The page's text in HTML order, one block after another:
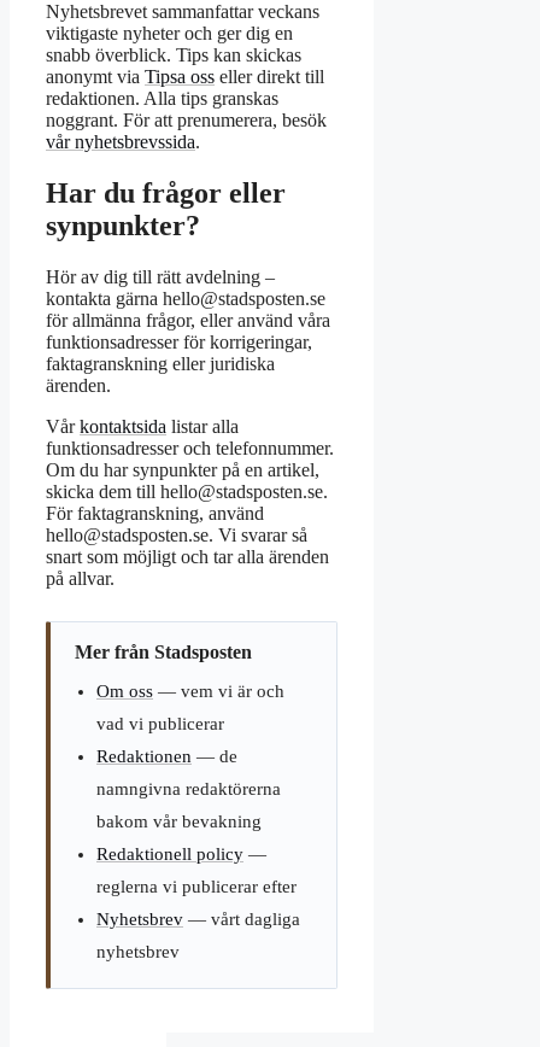
Nyhetsbrevet sammanfattar veckans
viktigaste nyheter och ger dig en
snabb överblick. Tips kan skickas
anonymt via Tipsa oss eller direkt till
redaktionen. Alla tips granskas
noggrant. För att prenumerera, besök
vår nyhetsbrevssida.
Har du frågor eller
synpunkter?
Hör av dig till rätt avdelning –
kontakta gärna hello@stadsposten.se
för allmänna frågor, eller använd våra
funktionsadresser för korrigeringar,
faktagranskning eller juridiska
ärenden.
Vårkontaktsida listar alla
funktionsadresser och telefonnummer.
Om du har synpunkter på en artikel,
skicka dem till hello@stadsposten.se.
För faktagranskning, använd
hello@stadsposten.se. Vi svarar så
snart som möjligt och tar alla ärenden
på allvar.
Mer från Stadsposten
Om oss — vem vi är och
vad vi publicerar
Redaktionen — de
namngivna redaktörerna
bakom vår bevakning
Redaktionell policy —
reglerna vi publicerar efter
Nyhetsbrev — vårt dagliga
nyhetsbrev